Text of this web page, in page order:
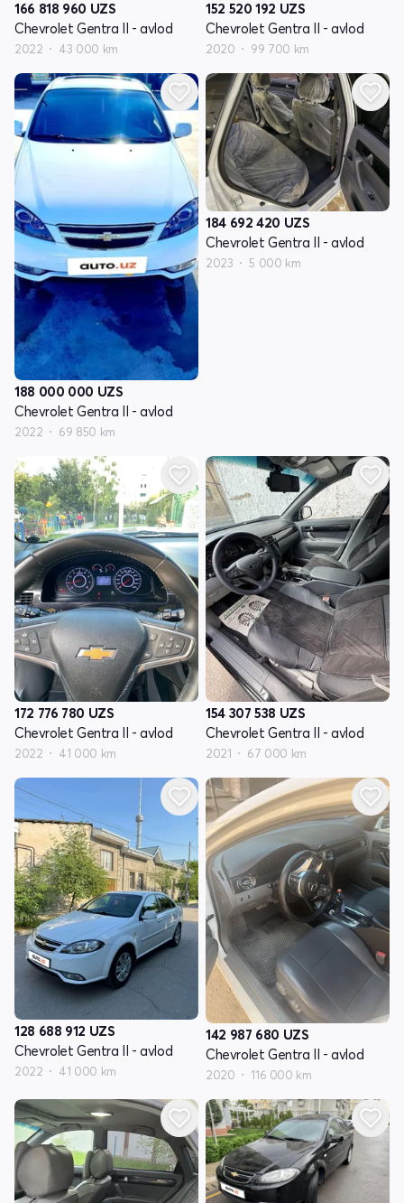
166 818 960 UZS
Chevrolet Gentra II - avlod
2022 43 000 km
152 520 192 UZS
Chevrolet Gentra II - avlod
2020 99 700 km
188 000 000 UZS
Chevrolet Gentra II - avlod
2022 69 850 km
184 692 420 UZS
Chevrolet Gentra II - avlod
2023 5 000 km
172 776 780 UZS
Chevrolet Gentra II - avlod
2022 41 000 km
154 307 538 UZS
Chevrolet Gentra II - avlod
2021 67 000 km
128 688 912 UZS
Chevrolet Gentra II - avlod
2022 41 000 km
142 987 680 UZS
Chevrolet Gentra II - avlod
2020 116 000 km